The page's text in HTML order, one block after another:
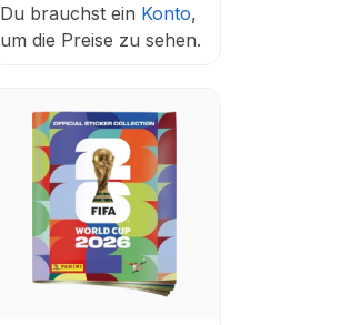
Du brauchst ein Konto,
um die Preise zu sehen.